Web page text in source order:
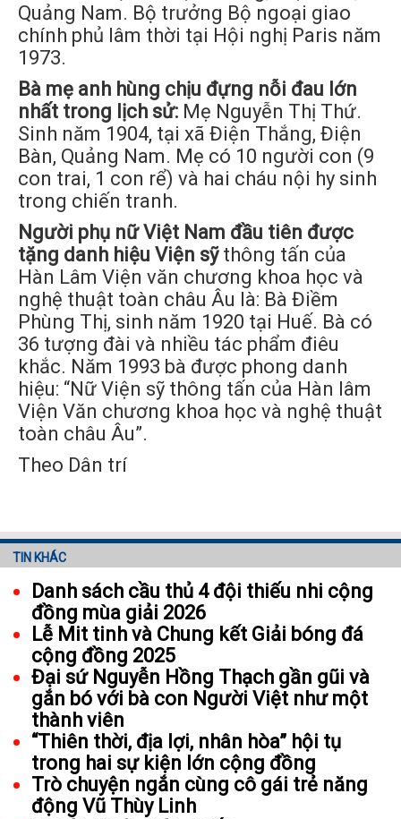
Quảng Nam. Bộ trưởng Bộ ngoại giao
chính phủ lâm thời tại Hội nghị Paris năm
1973.
Bà mẹ anh hùng chịu đựng nỗi đau lớn
nhất trong lịch sử: Mẹ Nguyễn Thị Thứ.
Sinh năm 1904, tại xã Điện Thắng, Điện
Bàn, Quảng Nam. Mẹ có 10 người con (9
con trai, 1 con rể) và hai cháu nội hy sinh
trong chiến tranh.
Người phụ nữ Việt Nam đầu tiên được
tặng danh hiệu Viện sỹthông tấn của
Hàn Lâm Viện văn chương khoa học và
nghệ thuật toàn châu Âu là: Bà Điềm
Phùng Thị, sinh năm 1920 tại Huế. Bà có
36 tượng đài và nhiều tác phẩm điêu
khắc. Năm 1993 bà được phong danh
hiệu: “Nữ Viện sỹ thông tấn của Hàn lâm
Viện Văn chương khoa học và nghệ thuật
toàn châu Âu”.
Theo Dân trí
TIN KHÁC
Danh sách cầu thủ 4 đội thiếu nhi cộng
đồng mùa giải 2026
Lễ Mit tinh và Chung kết Giải bóng đá
cộng đồng 2025
Đại sứ Nguyễn Hồng Thạch gần gũi và
gắn bó với bà con Người Việt như một
thành viên
“Thiên thời, địa lợi, nhân hòa” hội tụ
trong hai sự kiện lớn cộng đồng
Trò chuyện ngắn cùng cô gái trẻ năng
động Vũ Thùy Linh